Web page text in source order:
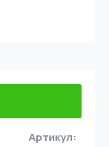
Артикул: